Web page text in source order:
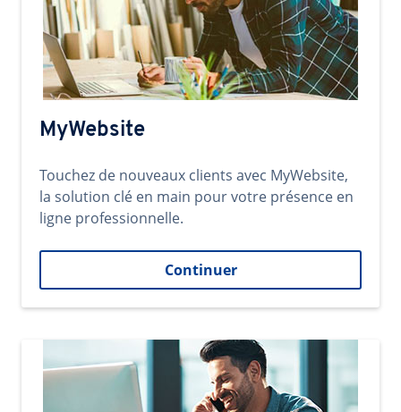
MyWebsite
Touchez de nouveaux clients avec MyWebsite,
la solution clé en main pour votre présence en
ligne professionnelle.
Continuer